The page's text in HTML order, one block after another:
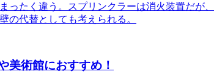
ったく違う。スプリンクラーは消火装置だが
の代替としても考えられる。
美術館におすすめ！